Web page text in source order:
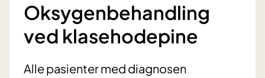
Oksygenbehandling
ved klasehodepine
Alle pasienter med diagnosen